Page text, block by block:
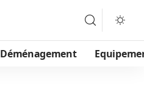
Déménagement